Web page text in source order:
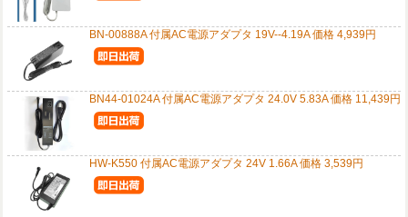
BN-00888A 付属AC電源アダプタ 19V--4.19A 価格 4,939円
BN44-01024A 付属AC電源アダプタ 24.0V 5.83A 価格 11,439円
HW-K550 付属AC電源アダプタ 24V 1.66A 価格 3,539円